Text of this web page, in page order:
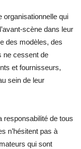
organisationnelle qui
scène dans leur
des modèles, des
ne cessent de
et fournisseurs,
sein de leur
responsabilité de tous
n’hésitent pas à
qui sont